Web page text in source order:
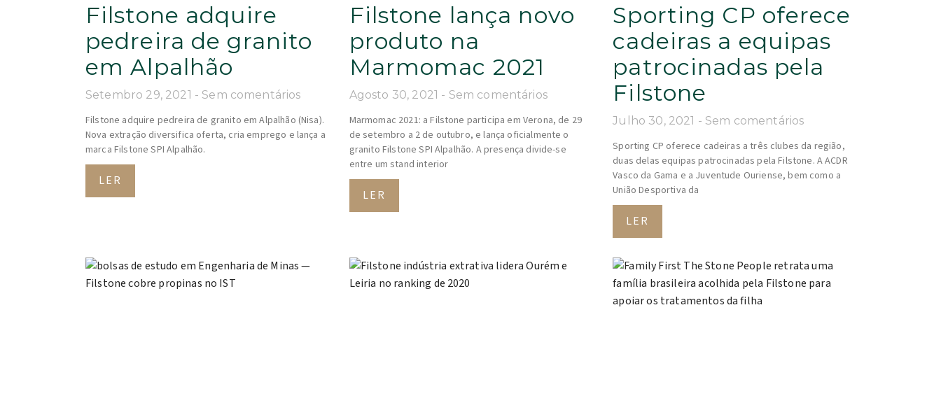
Filstone adquire
pedreira de granito
em Alpalhão
Setembro 29, 2021 Sem comentários
Filstone adquire pedreira de granito em Alpalhão (Nisa).
Nova extração diversifica oferta, cria emprego e lança a
marca Filstone SPI Alpalhão.
LER
Filstone lança novo
produto na
Marmomac 2021
Agosto 30, 2021 Sem comentários
Marmomac 2021: a Filstone participa em Verona, de 29
de setembro a 2 de outubro, e lança oficialmente o
granito Filstone SPI Alpalhão. A presença divide-se
entre um stand interior
LER
Sporting CP oferece
cadeiras a equipas
patrocinadas pela
Filstone
Julho 30, 2021 Sem comentários
Sporting CP oferece cadeiras a três clubes da região,
duas delas equipas patrocinadas pela Filstone. A ACDR
Vasco da Gama e a Juventude Ouriense, bem como a
União Desportiva da
LER